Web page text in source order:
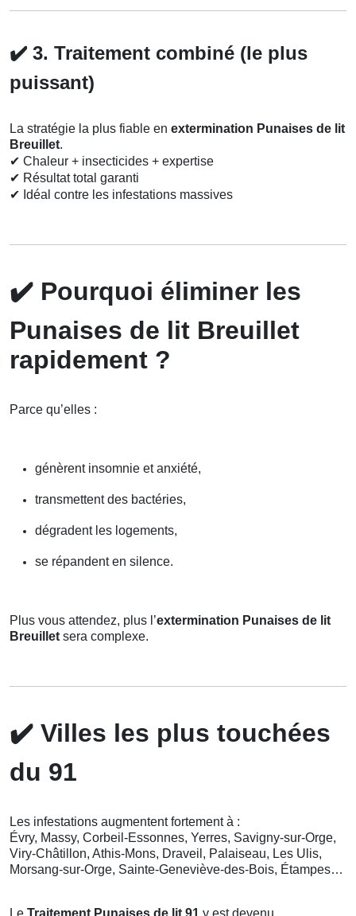
✔️ 3. Traitement combiné (le plus
puissant)
La stratégie la plus fiable en extermination Punaises de lit
Breuillet.
✔ Chaleur + insecticides + expertise
✔ Résultat total garanti
✔ Idéal contre les infestations massives
✔️ Pourquoi éliminer les
Punaises de lit Breuillet
rapidement ?
Parce qu’elles :
génèrent insomnie et anxiété,
transmettent des bactéries,
dégradent les logements,
se répandent en silence.
Plus vous attendez, plus l’extermination Punaises de lit
Breuillet sera complexe.
✔️ Villes les plus touchées
du 91
Les infestations augmentent fortement à :
Évry, Massy, Corbeil-Essonnes, Yerres, Savigny-sur-Orge,
Viry-Châtillon, Athis-Mons, Draveil, Palaiseau, Les Ulis,
Morsang-sur-Orge, Sainte-Geneviève-des-Bois, Étampes…